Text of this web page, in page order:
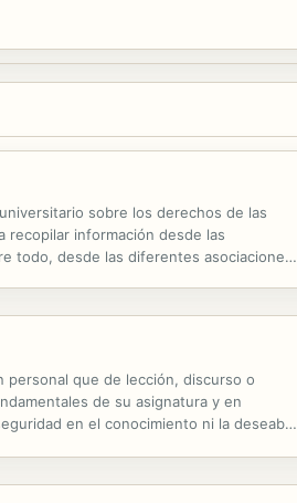
sobre los derechos de las
recopilar información desde las
todo, desde las diferentes asociaciones
que de lección, discurso o
de su asignatura y en
en el conocimiento ni la deseable